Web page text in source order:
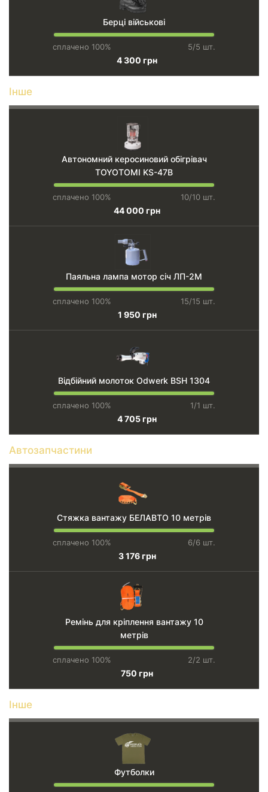
Берці військові
сплачено 100% 5/5 шт.
4 300 грн
Інше
Автономний керосиновий обігрівач
TOYOTOMI KS-47B
сплачено 100% 10/10 шт.
44 000 грн
Паяльна лампа мотор січ ЛП-2М
сплачено 100% 15/15 шт.
1 950 грн
Відбійний молоток Odwerk BSH 1304
сплачено 100% 1/1 шт.
4 705 грн
Автозапчастини
Стяжка вантажу БЕЛАВТО 10 метрів
сплачено 100% 6/6 шт.
3 176 грн
Ремінь для кріплення вантажу 10
метрів
сплачено 100% 2/2 шт.
750 грн
Інше
Футболки